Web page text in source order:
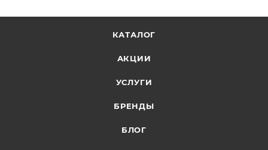
КАТАЛОГ
АКЦИИ
УСЛУГИ
БРЕНДЫ
БЛОГ